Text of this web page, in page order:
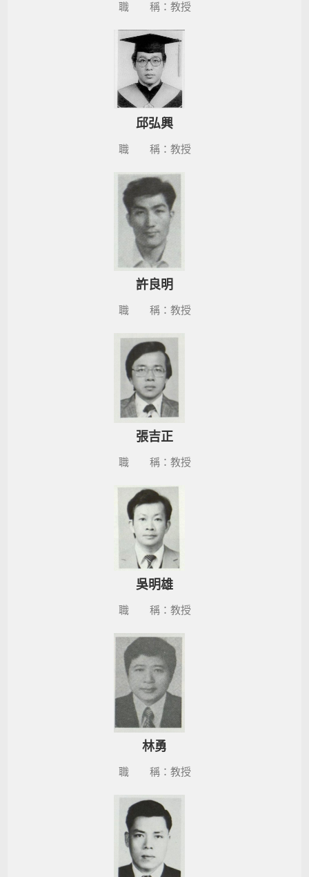
職 稱：教授
邱弘興
職 稱：教授
許良明
職 稱：教授
張吉正
職 稱：教授
吳明雄
職 稱：教授
林勇
職 稱：教授